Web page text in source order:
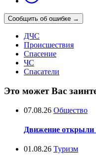
Сообщить об ошибке →
ДЧС
Происшествия
Спасение
ЧС
Спасатели
Это может Вас
07.08.26 Общество
Движение открыли
01.08.26 Туризм